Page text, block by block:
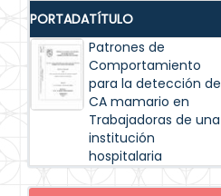
PORTADATÍTULO
Patrones de
Comportamiento
para la detección de
CA mamario en
Trabajadoras de una
institución
hospitalaria